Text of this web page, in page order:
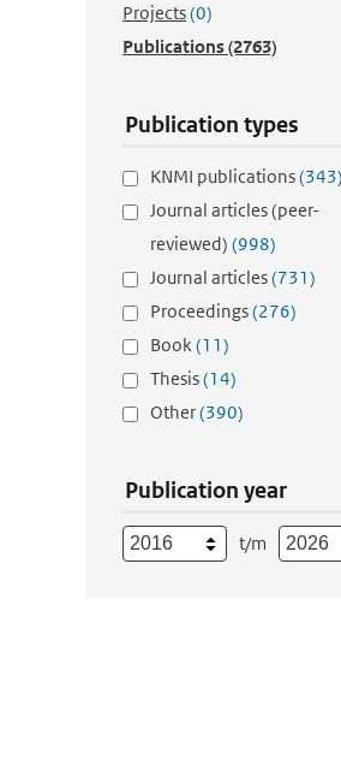
Projects(0)
Publications(2763)
Publication types
KNMI publications(343)
Journal articles (peer-
reviewed) (998)
Journal articles(731)
Proceedings(276)
Book(11)
Thesis(14)
Other(390)
Publication year
t/m